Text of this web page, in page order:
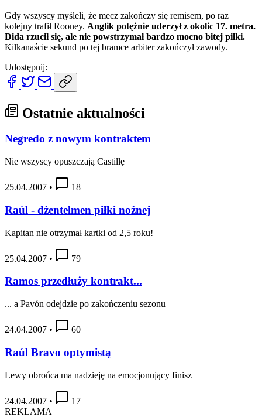
Gdy wszyscy myśleli, że mecz zakończy się remisem, po raz
kolejny trafił Rooney. Anglik potężnie uderzył z okolic 17. metra.
Dida rzucił się, ale nie powstrzymał bardzo mocno bitej piłki.
Kilkanaście sekund po tej bramce arbiter zakończył zawody.
Udostępnij:
Ostatnie aktualności
Negredo z nowym kontraktem
Nie wszyscy opuszczają Castillę
25.04.2007 • 18
Raúl - dżentelmen piłki nożnej
Kapitan nie otrzymał kartki od 2,5 roku!
25.04.2007 • 79
Ramos przedłuży kontrakt...
... a Pavón odejdzie po zakończeniu sezonu
24.04.2007 • 60
Raúl Bravo optymistą
Lewy obrońca ma nadzieję na emocjonujący finisz
24.04.2007 •
17
REKLAMA